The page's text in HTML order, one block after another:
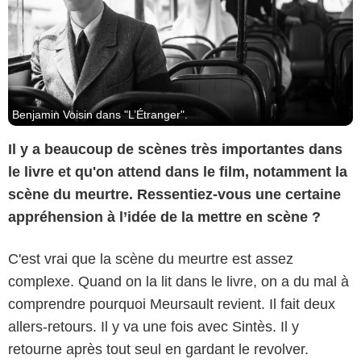
Benjamin Voisin dans "L’Étranger".
Il y a beaucoup de scènes très importantes dans
le livre et qu'on attend dans le film, notamment la
scène du meurtre. Ressentiez-vous une certaine
appréhension à l’idée de la mettre en scène ?
C'est vrai que la scène du meurtre est assez
complexe. Quand on la lit dans le livre, on a du mal à
comprendre pourquoi Meursault revient. Il fait deux
allers-retours. Il y va une fois avec Sintès. Il y
retourne après tout seul en gardant le revolver.